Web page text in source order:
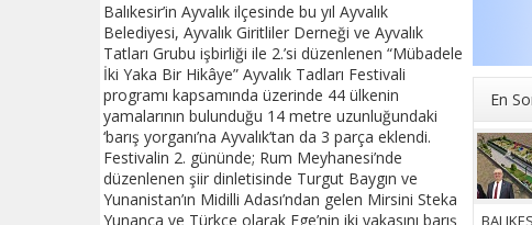
En
Balıkesir’in Ayvalık ilçesinde bu yıl Ayvalık
Belediyesi, Ayvalık Giritliler Derneği ve Ayvalık
Tatları Grubu işbirliği ile 2.’si düzenlenen “Mübadele
İki Yaka Bir Hikâye” Ayvalık Tadları Festivali
programı kapsamında üzerinde 44 ülkenin
yamalarının bulunduğu 14 metre uzunluğundaki
‘barış yorganı’na Ayvalık’tan da 3 parça eklendi.
Festivalin 2. gününde; Rum Meyhanesi’nde
düzenlenen şiir dinletisinde Turgut Baygın ve
Yunanistan’ın Midilli Adası’ndan gelen Mirsini Steka
Yunanca ve Türkçe olarak Ege’nin iki yakasını barış